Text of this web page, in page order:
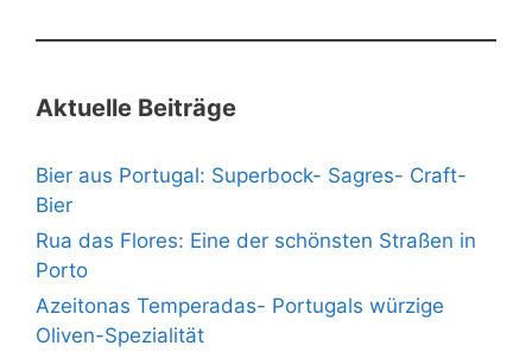
Aktuelle Beiträge
Bier aus Portugal: Superbock- Sagres- Craft-
Bier
Rua das Flores: Eine der schönsten Straßen in
Porto
Azeitonas Temperadas- Portugals würzige
Oliven-Spezialität